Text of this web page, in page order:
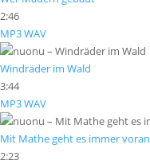
2:46
MP3WAV
Windräder im Wald
3:44
MP3WAV
Mit Mathe geht es immer voran
2:23